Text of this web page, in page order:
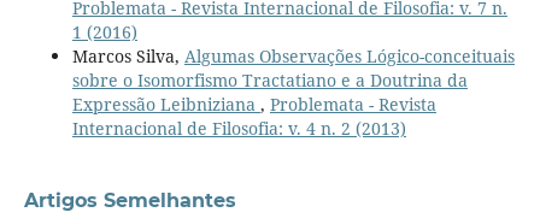
Problemata - Revista Internacional de Filosofia: v. 7 n.
1 (2016)
Marcos Silva, Algumas Observações Lógico-conceituais
sobre o Isomorfismo Tractatiano e a Doutrina da
Expressão Leibniziana , Problemata - Revista
Internacional de Filosofia: v. 4 n. 2 (2013)
Artigos Semelhantes